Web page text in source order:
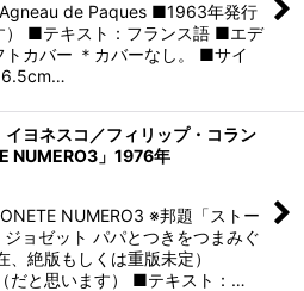
de Paques ■1963年発行
） ■テキスト：フランス語 ■エデ
トカバー ＊カバーなし。 ■サイ
イヨネスコ／フィリップ・コラン
NUMERO3」1976年
NUMERO3 ※邦題「ストー
ジョゼット パパとつきをつまみぐ
、絶版もしくは重版未定）
だと思います） ■テキスト：…